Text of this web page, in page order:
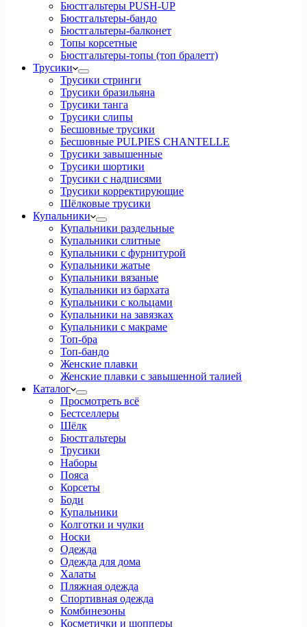
Бюстгальтеры PUSH-UP
Бюстгальтеры-бандо
Бюстгальтеры-балконет
Топы корсетные
Бюстгальтеры-топы (топ бралетт)
Трусики
Трусики стринги
Трусики бразильяна
Трусики танга
Трусики слипы
Бесшовные трусики
Бесшовные PULPIES CHANTELLE
Трусики завышенные
Трусики шортики
Трусики с надписями
Трусики корректирующие
Шёлковые трусики
Купальники
Купальники раздельные
Купальники слитные
Купальники с фурнитурой
Купальники жатые
Купальники вязаные
Купальники из бархата
Купальники с кольцами
Купальники на завязках
Купальники с макраме
Топ-бра
Топ-бандо
Женские плавки
Женские плавки с завышенной талией
Каталог
Просмотреть всё
Бестселлеры
Шёлк
Бюстгальтеры
Трусики
Наборы
Пояса
Корсеты
Боди
Купальники
Колготки и чулки
Носки
Одежда
Одежда для дома
Халаты
Пляжная одежда
Спортивная одежда
Комбинезоны
Косметички и шопперы